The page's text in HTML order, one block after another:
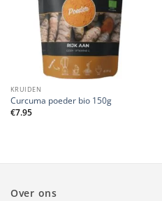
KRUIDEN
Curcuma poeder bio 150g
€7.95
Over ons